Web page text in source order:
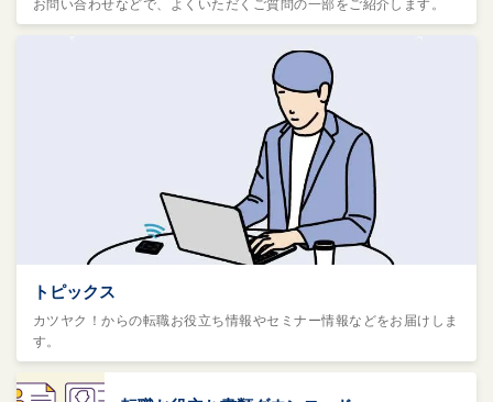
トピックス
カツヤク！からの転職お役立ち情報やセミナー情報などをお届けしま
す。